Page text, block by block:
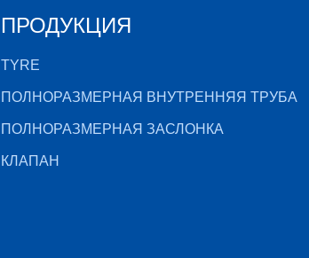
ПРОДУКЦИЯ
TYRE
ПОЛНОРАЗМЕРНАЯ ВНУТРЕННЯЯ ТРУБА
ПОЛНОРАЗМЕРНАЯ ЗАСЛОНКА
КЛАПАН